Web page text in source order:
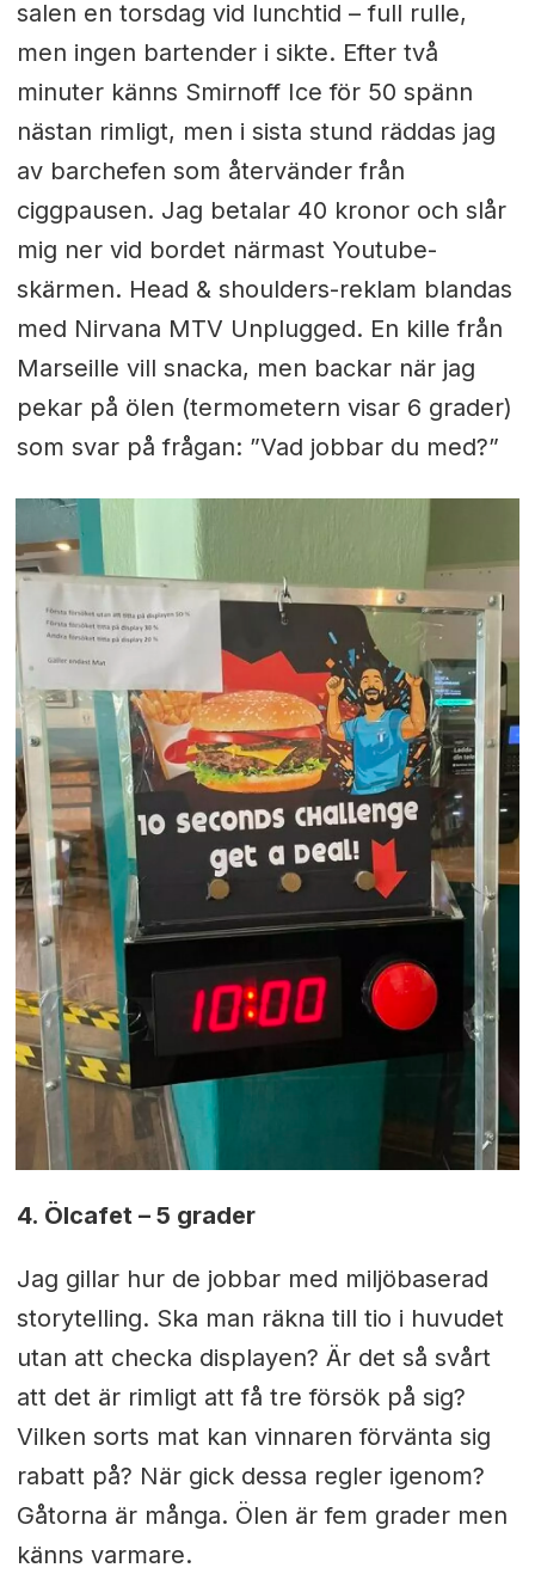
salen en torsdag vid lunchtid – full rulle,
men ingen bartender i sikte. Efter två
minuter känns Smirnoff Ice för 50 spänn
nästan rimligt, men i sista stund räddas jag
av barchefen som återvänder från
ciggpausen. Jag betalar 40 kronor och slår
mig ner vid bordet närmast Youtube-
skärmen. Head & shoulders-reklam blandas
med Nirvana MTV Unplugged. En kille från
Marseille vill snacka, men backar när jag
pekar på ölen (termometern visar 6 grader)
som svar på frågan: ”Vad jobbar du med?”
4. Ölcafet – 5 grader
Jag gillar hur de jobbar med miljöbaserad
storytelling. Ska man räkna till tio i huvudet
utan att checka displayen? Är det så svårt
att det är rimligt att få tre försök på sig?
Vilken sorts mat kan vinnaren förvänta sig
rabatt på? När gick dessa regler igenom?
Gåtorna är många. Ölen är fem grader men
känns varmare.